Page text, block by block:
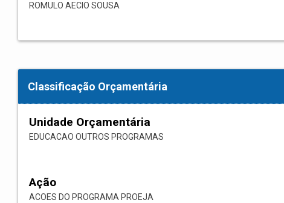
ROMULO AECIO SOUSA
Classificação Orçamentária
Unidade Orçamentária
EDUCACAO OUTROS PROGRAMAS
Ação
ACOES DO PROGRAMA PROEJA